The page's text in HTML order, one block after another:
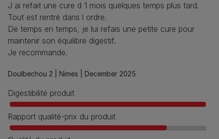
J ai refait une cure d 1 mois quelques temps plus tard.
Tout est rentré dans l ordre.
De temps en temps, je lui refais une petite cure pour
maintenir son équilibre digestif.
Je recommande.
Doulbechou 2 | Nimes | December 2025
Digestibilité produit
Rapport qualité-prix du produit